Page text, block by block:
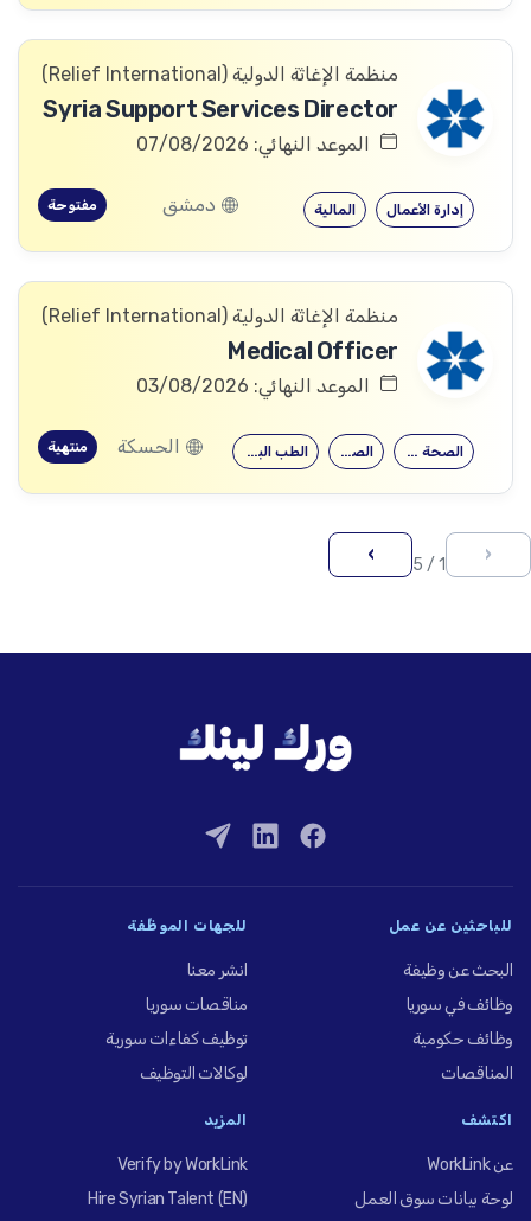
منظمة الإغاثة الدولیة (Relief International)
Syria Support Services Director
الموعد النهائي: 07/08/2026
المالية إدارة الأعمال دمشق مفتوحة
منظمة الإغاثة الدولیة (Relief International)
Medical Officer
الموعد النهائي: 03/08/2026
الطب البشري… الصيدلة الصحة العامة الحسكة منتهية
‹
1 / 5
›
للباحثين عن عمل
البحث عن وظيفة
وظائف في سوريا
وظائف حكومية
المناقصات
للجهات الموظِّفة
انشر معنا
مناقصات سوريا
توظيف كفاءات سورية
لوكالات التوظيف
اكتشف
عن WorkLink
لوحة بيانات سوق العمل
المزيد
Verify by WorkLink
Hire Syrian Talent (EN)